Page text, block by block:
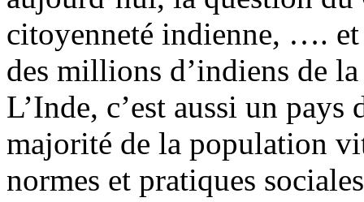
citoyenneté indienne, ….
des millions d’indiens de
L’Inde, c’est aussi un
majorité de la population
normes et pratiques